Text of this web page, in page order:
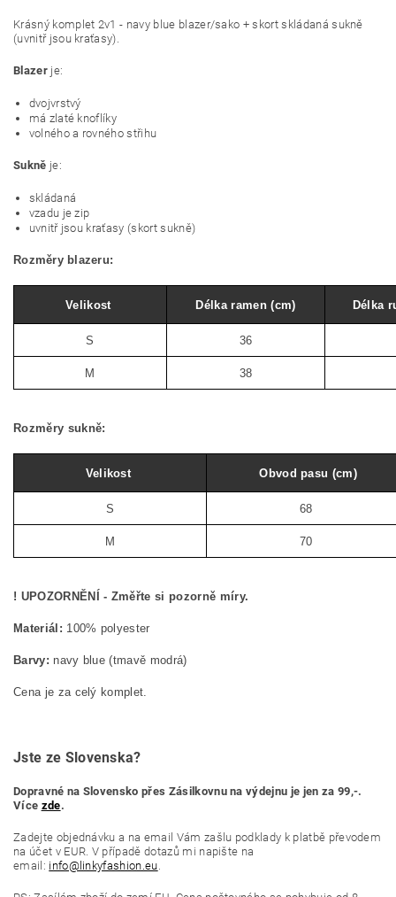
Krásný komplet 2v1 - navy blue blazer/sako + skort skládaná sukně
(uvnitř jsou kraťasy).
Blazerje:
dvojvrstvý
má zlaté knoflíky
volného a rovného střihu
Sukně je:
skládaná
vzadu je zip
uvnitř jsou kraťasy (skort sukně)
Rozměry blazeru:
Velikost Délka ramen (cm) Délka
S 36
M 38
Rozměry sukně:
Velikost Obvod pasu (cm)
S 68
M 70
! UPOZORNĚNÍ - Změřte si pozorně míry.
Materiál: 100% polyester
Barvy: navy blue (tmavě modrá)
Cena je za celý komplet.
Jste ze Slovenska?
Dopravné na Slovensko přes Zásilkovnu na výdejnu je jen za 99,-.
Více zde.
Zadejte objednávku a na email Vám zašlu podklady k platbě převodem
na účet v EUR. V případě dotazů mi napište na
email: info@linkyfashion.eu.